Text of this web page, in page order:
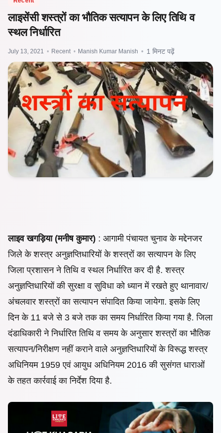
लाइसेंसी शस्त्रों का भौतिक सत्यापन के लिए तिथि व
स्थल निर्धारित
July 13, 2021 • Recent • Manish Kumar Manish • 1 मिनट पढ़ें
लाइव खगड़िया (मनीष कुमार) : आगामी पंचायत चुनाव के मद्देनजर
जिले के शस्त्र अनुज्ञप्तिधारियों के शस्त्रों का सत्यापन के लिए
जिला प्रशासन ने तिथि व स्थल निर्धारित कर दी है. शस्त्र
अनुज्ञप्तिधारियों की सुरक्षा व सुविधा को ध्यान में रखते हुए थानावार/
अंचलवार शस्त्रों का सत्यापन संपादित किया जायेगा. इसके लिए
दिन के 11 बजे से 3 बजे तक का समय निर्धारित किया गया है. जिला
दंडाधिकारी ने निर्धारित तिथि व समय के अनुसार शस्त्रों का भौतिक
सत्यापन/निरीक्षण नहीं कराने वाले अनुज्ञप्तिधारियों के विरूद्ध शस्त्र
अधिनियम 1959 एवं आयुध अधिनियम 2016 की सुसंगत धाराओं
के तहत कार्रवाई का निर्देश दिया है.